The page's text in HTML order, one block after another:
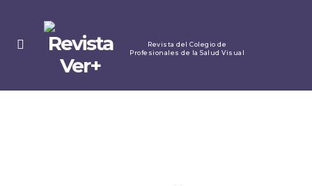
MENU
Revista del Colegio de
Profesionales de la Salud Visual